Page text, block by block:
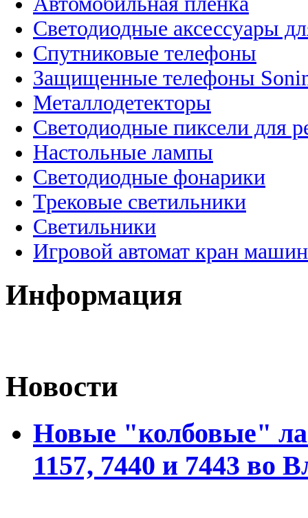
Светодиодные аксессуары
Спутниковые телефоны
Защищенные телефоны
Металлодетекторы
Светодиодные пиксели для
Настольные лампы
Светодиодные фонарики
Трековые светильники
Светильники
Игровой автомат кран
Информация
Новости
Новые "колбовые"
1157, 7440 и 7443 во